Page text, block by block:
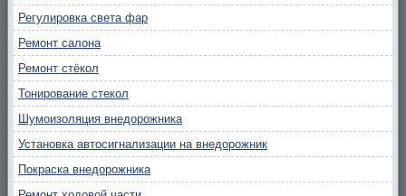
Регулировка света фар
Ремонт салона
Ремонт стёкол
Тонирование стекол
Шумоизоляция внедорожника
Установка автосигнализации на внедорожник
Покраска внедорожника